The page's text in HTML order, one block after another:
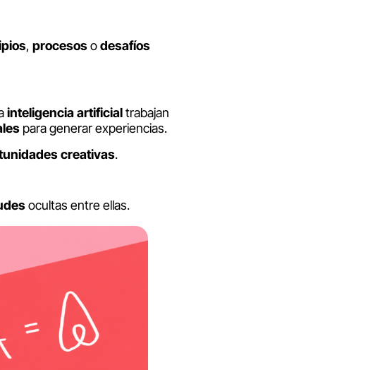
, procesosodesafíos
inteligenciaartificialtrabajan
para generar experiencias.
creativas.
ocultas entre ellas.